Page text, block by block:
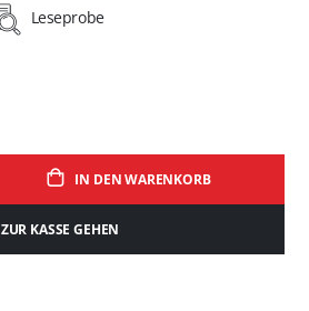
IN DEN WARENKORB
ZUR KASSE GEHEN
Leseprobe